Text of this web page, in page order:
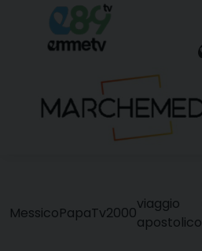
content
MessicoPapaTv2000
viaggio
apostolico